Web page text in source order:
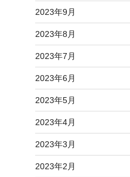
2023年9月
2023年8月
2023年7月
2023年6月
2023年5月
2023年4月
2023年3月
2023年2月